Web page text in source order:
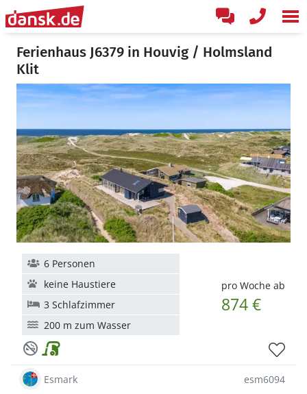
Ferienhaus J6379 in Houvig / Holmsland
Klit
pro Woche ab
874 €
6 Personen
keine Haustiere
3 Schlafzimmer
200 m zum Wasser
Esmark esm6094